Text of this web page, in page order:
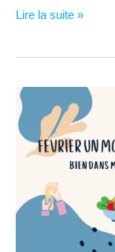
Bien
–
Je
savoure
Lire la suite »